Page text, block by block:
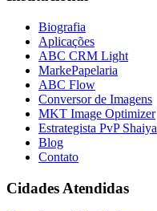
Biografia
Aplicações
ABC CRM Light
MarkePapelaria
ABC Flow
Conversor de Imagens
MKT Image Optimizer
Estrategista PvP Shaiya
Blog
Contato
Cidades Atendidas